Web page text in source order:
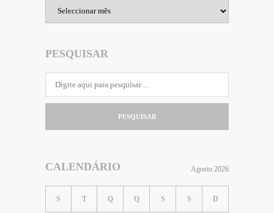
PESQUISAR
PESQUISAR
CALENDÁRIO Agosto 2026
S T Q Q S S D